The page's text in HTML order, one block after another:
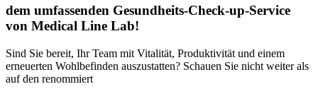
dem umfassenden Gesundheits-Check-up-Service
von Medical Line Lab!
Sind Sie bereit, Ihr Team mit Vitalität, Produktivität und einem
erneuerten Wohlbefinden auszustatten? Schauen Sie nicht weiter als
auf den renommiert